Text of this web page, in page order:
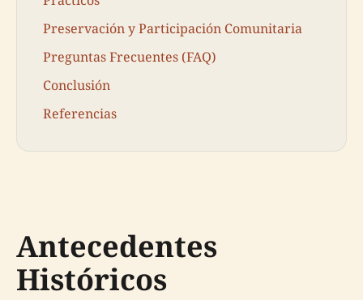
Preservación y Participación Comunitaria
Preguntas Frecuentes (FAQ)
Conclusión
Referencias
Antecedentes
Históricos